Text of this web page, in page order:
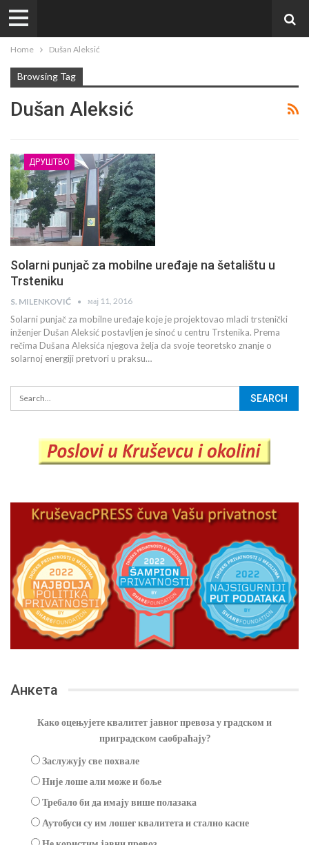
Home Dušan Aleksić
Browsing Tag
Dušan Aleksić
ДРУШТВО
Solarni punjač za mobilne uređaje na šetalištu u
Trsteniku
S. MILENKOVIĆ мај 11, 2016
Solarni punjač za mobilne uređaje koje je projektovao mladi trstenički
inženjer Dušan Aleksić postavljen je sinoć u centru Trstenika. Prema
rečima Dušana Aleksića njegova želja da svoje teoretsko znanje o
solarnoj energiji pretvori u praksu…
Анкета
Како оцењујете квалитет јавног превоза у градском и
приградском саобраћају?
Заслужују све похвале
Није лоше али може и боље
Требало би да имају више полазака
Аутобуси су им лошег квалитета и стално касне